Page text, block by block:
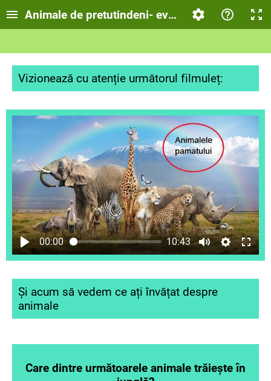
Animale de pretutindeni- evaluare finală
Vizionează cu atenție următorul filmuleț:
00:00 10:43
Și acum să vedem ce ați învățat despre
animale
Care dintre următoarele animale trăiește în